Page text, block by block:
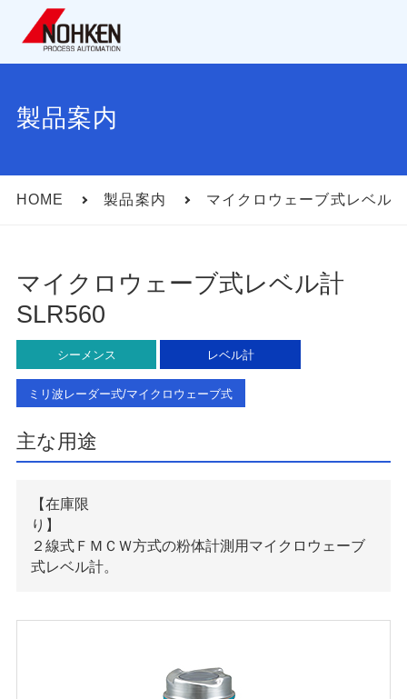
製品案内
HOME 製品案内 マイクロウェーブ式レベル
マイクロウェーブ式レベル計
SLR560
シーメンス レベル計
ミリ波レーダー式/マイクロウェーブ式
主な用途
【在庫限
り
２線式ＦＭＣＷ方式の粉体計測用マイクロウェーブ
式レベル計。